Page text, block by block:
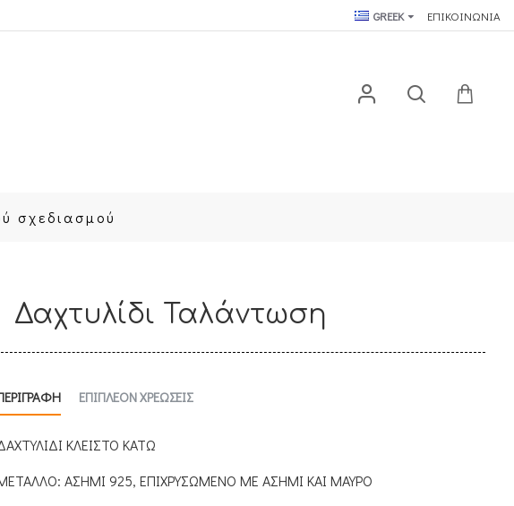
GREEK ΕΠΙΚΟΙΝΩΝΙΑ
σχεδιασμού
Δαχτυλίδι Ταλάντωση
ΕΠΙΠΛΕΟΝ ΧΡΕΩΣΕΙΣ
ΚΛΕΙΣΤΟ ΚΑΤΩ
ΑΣΗΜΙ 925, ΕΠΙΧΡΥΣΩΜΕΝΟ ΜΕ ΑΣΗΜΙ ΚΑΙ ΜΑΥΡΟ